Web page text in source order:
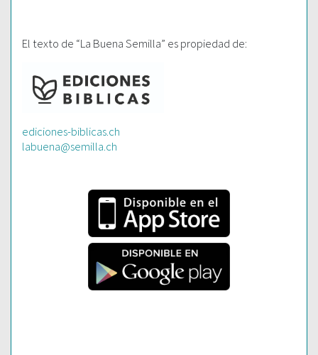
El texto de “La Buena Semilla” es propiedad de:
ediciones-biblicas.ch
labuena@semilla.ch